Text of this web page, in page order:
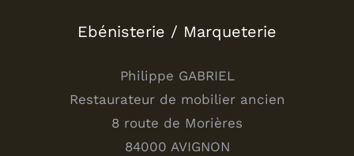
Ebénisterie / Marqueterie
Philippe GABRIEL
Restaurateur de mobilier ancien
8 route de Morières
84000 AVIGNON